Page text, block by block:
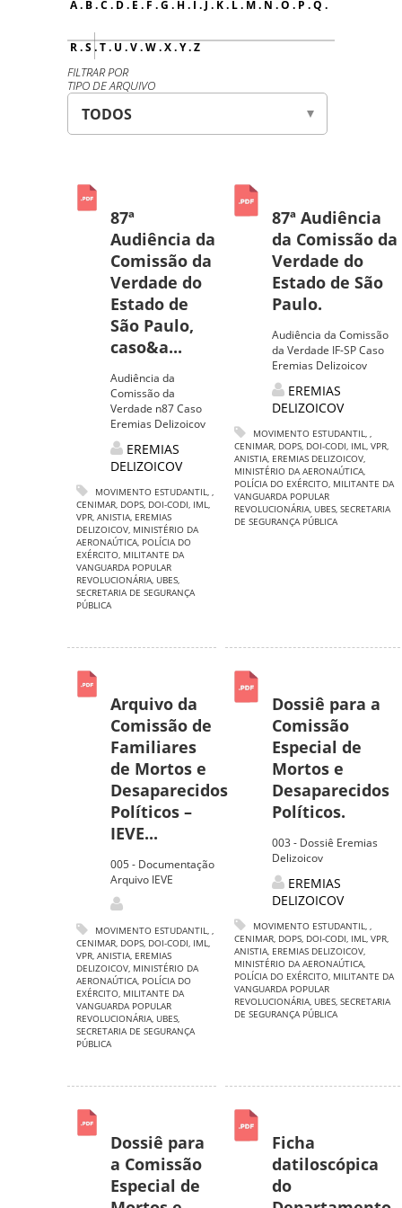
A. B.C . D. E . F .G . H. I . J . K. L. M. N .O . P .Q .
R.S .T. U .V.W.X.Y.Z
FILTRAR POR
TIPO DE ARQUIVO
87ª
Audiência da
Comissão da
Verdade do
Estado de
São Paulo,
caso&a...
Audiência da
Comissão da
Verdade n87 Caso
Eremias Delizoicov
EREMIAS
DELIZOICOV
MOVIMENTO ESTUDANTIL, ,
CENIMAR, DOPS, DOI-CODI, IML,
VPR, ANISTIA, EREMIAS
DELIZOICOV, MINISTÉRIO DA
AERONAÚTICA, POLÍCIA DO
EXÉRCITO, MILITANTE DA
VANGUARDA POPULAR
REVOLUCIONÁRIA, UBES,
SECRETARIA DE SEGURANÇA
PÚBLICA
87ª Audiência
da Comissão da
Verdade do
Estado de São
Paulo.
Audiência da Comissão
da Verdade IF-SP Caso
Eremias Delizoicov
EREMIAS
DELIZOICOV
MOVIMENTO ESTUDANTIL, ,
CENIMAR, DOPS, DOI-CODI, IML, VPR,
ANISTIA, EREMIAS DELIZOICOV,
MINISTÉRIO DA AERONAÚTICA,
POLÍCIA DO EXÉRCITO, MILITANTE DA
VANGUARDA POPULAR
REVOLUCIONÁRIA, UBES, SECRETARIA
DE SEGURANÇA PÚBLICA
Arquivo da
Comissão de
Familiares
de Mortos e
Desaparecidos
Políticos –
IEVE...
005 - Documentação
Arquivo IEVE
MOVIMENTO ESTUDANTIL, ,
CENIMAR, DOPS, DOI-CODI, IML,
VPR, ANISTIA, EREMIAS
DELIZOICOV, MINISTÉRIO DA
AERONAÚTICA, POLÍCIA DO
EXÉRCITO, MILITANTE DA
VANGUARDA POPULAR
REVOLUCIONÁRIA, UBES,
SECRETARIA DE SEGURANÇA
PÚBLICA
Dossiê para a
Comissão
Especial de
Mortos e
Desaparecidos
Políticos.
003 - Dossiê Eremias
Delizoicov
EREMIAS
DELIZOICOV
MOVIMENTO ESTUDANTIL, ,
CENIMAR, DOPS, DOI-CODI, IML, VPR,
ANISTIA, EREMIAS DELIZOICOV,
MINISTÉRIO DA AERONAÚTICA,
POLÍCIA DO EXÉRCITO, MILITANTE DA
VANGUARDA POPULAR
REVOLUCIONÁRIA, UBES, SECRETARIA
DE SEGURANÇA PÚBLICA
Dossiê para
a Comissão
Especial de
Ficha
datiloscópica
do